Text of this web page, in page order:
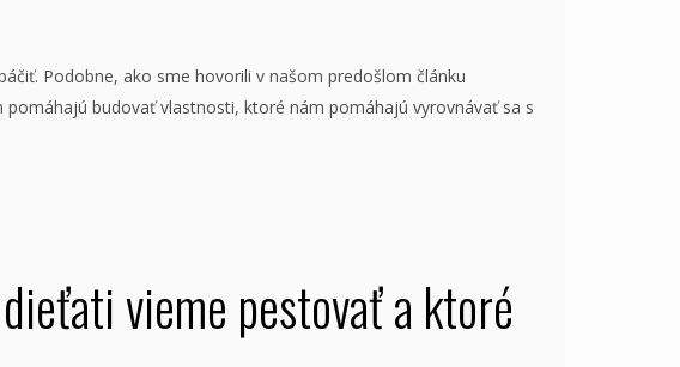
Podobne, ako sme hovorili v našom predošlom článku
budovať vlastnosti, ktoré nám pomáhajú vyrovnávať sa s
vieme pestovať a ktoré